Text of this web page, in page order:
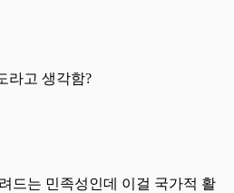
라고 생각함?
드는 민족성인데 이걸 국가적 활